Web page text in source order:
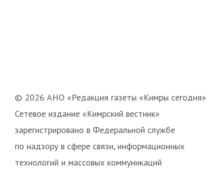
© 2026 АНО «Редакция газеты «Кимры сегодня»
Сетевое издание «Кимрский вестник»
зарегистрировано в Федеральной службе
по надзору в сфере связи, информационных
технологий и массовых коммуникаций